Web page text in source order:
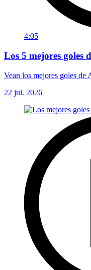
4:05
Los 5 mejores goles
Vean los mejores goles de
22 jul. 2026